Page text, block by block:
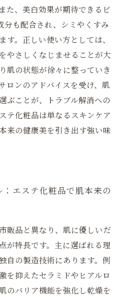
た、美白効果が期待できるビ
分も配合され、シミやくすみ
す。正しい使い方としては、
やさしくなじませることが大
肌の状態が徐々に整っていき
ロンのアドバイスを受け、肌
ぶことが、トラブル解消への
テ化粧品は単なるスキンケア
来の健康美を引き出す強い味
エステ化粧品で肌本来の
販品と異なり、肌に優しいだ
が特長です。主に選ばれる理
自の製造技術にあります。例
を抑えたセラミドやヒアルロ
のバリア機能を強化し乾燥を